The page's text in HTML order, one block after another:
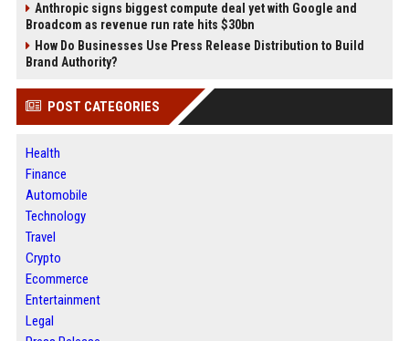
Anthropic signs biggest compute deal yet with Google and
Broadcom as revenue run rate hits $30bn
How Do Businesses Use Press Release Distribution to Build
Brand Authority?
POST CATEGORIES
Health
Finance
Automobile
Technology
Travel
Crypto
Ecommerce
Entertainment
Legal